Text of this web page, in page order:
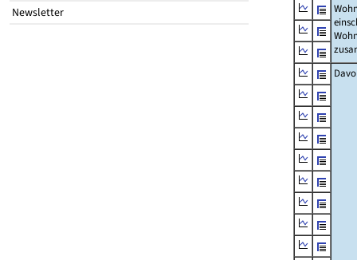
Newsletter